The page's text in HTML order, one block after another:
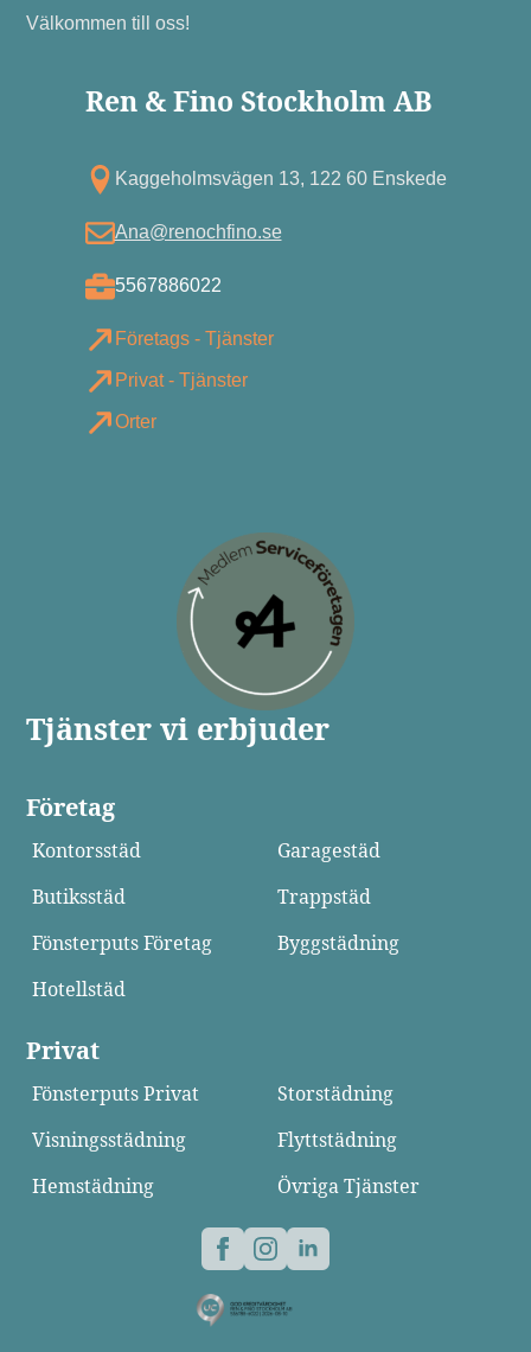
Välkommen till oss!
Ren & Fino Stockholm AB
Kagg eholmsvägen 13, 122 60 Enskede
Ana@renochfino.se
5567886022
Företags - Tjänster
Privat - Tjänster
Orter
Tjänster vi erbjuder
Företag
Kontorsstäd
Garagestäd
Butiksstäd
Trappstäd
Fönsterputs Företag
Byggstädning
Hotellstäd
Privat
Fönsterputs Privat
Storstädning
Visningsstädning
Flyttstädning
Hemstädning
Övriga Tjänster